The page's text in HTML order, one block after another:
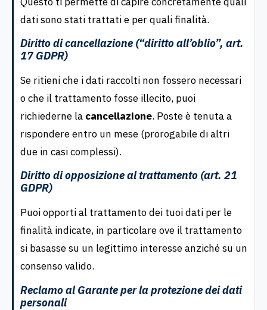
dati sono stati trattati e per quali finalità.
Diritto di cancellazione (“diritto all’oblio”, art.
17 GDPR)
Se ritieni che i dati raccolti non fossero necessari
o che il trattamento fosse illecito, puoi
richiederne la cancellazione. Poste è tenuta a
rispondere entro un mese (prorogabile di altri
due in casi complessi).
Diritto di opposizione al trattamento (art. 21
GDPR)
Puoi opporti al trattamento dei tuoi dati per le
finalità indicate, in particolare ove il trattamento
si basasse su un legittimo interesse anziché su un
consenso valido.
Reclamo al Garante per la protezione dei dati
personali